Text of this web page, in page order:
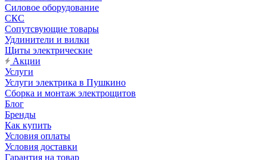
Силовое оборудование
СКС
Сопутсвующие товары
Удлинители и вилки
Щиты электрические
Акции
Услуги
Услуги электрика в Пушкино
Сборка и монтаж электрощитов
Блог
Бренды
Как купить
Условия оплаты
Условия доставки
Гарантия на товар